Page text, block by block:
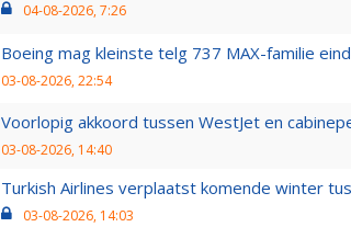
04-08-2026, 7:26
Boeing mag kleinste telg 737 MAX-familie
03-08-2026, 22:54
Voorlopig akkoord tussen WestJet en
03-08-2026, 14:40
Turkish Airlines verplaatst komende winter
03-08-2026, 14:03